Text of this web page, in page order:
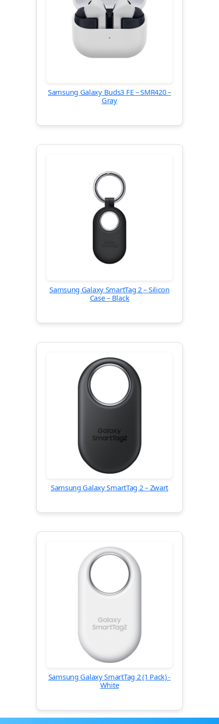
Samsung Galaxy Buds3 FE – SMR420 –
Gray
Samsung Galaxy SmartTag 2 – Silicon
Case – Black
Samsung Galaxy SmartTag 2 – Zwart
Samsung Galaxy SmartTag 2 (1 Pack) -
White